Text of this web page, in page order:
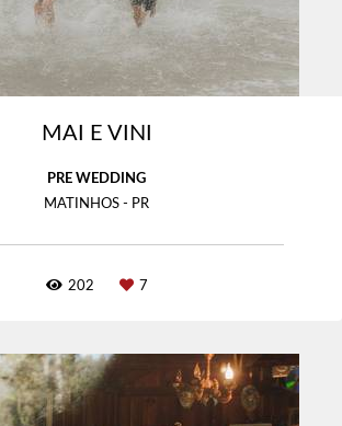
MAI E VINI
PRE WEDDING
MATINHOS - PR
202 7